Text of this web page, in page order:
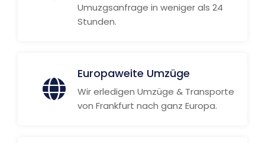
Umuzgsanfrage in weniger als 24
Stunden.
Europaweite Umzüge
Wir erledigen Umzüge & Transporte
von Frankfurt nach ganz Europa.